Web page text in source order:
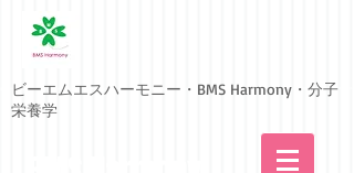
ビーエムエスハーモニー・BMS Harmony・分子
栄養学